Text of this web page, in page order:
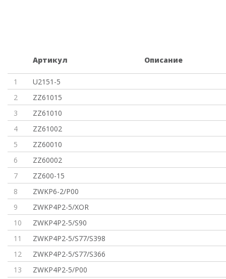
Артикул Описание
1
U2151-5
2
ZZ61015
3
ZZ61010
4
ZZ61002
5
ZZ60010
6
ZZ60002
7
ZZ600-15
8
ZWKP6-2/P00
9
ZWKP4P2-5/XOR
10
ZWKP4P2-5/S90
11
ZWKP4P2-5/S77/S398
12
ZWKP4P2-5/S77/S366
13
ZWKP4P2-5/P00